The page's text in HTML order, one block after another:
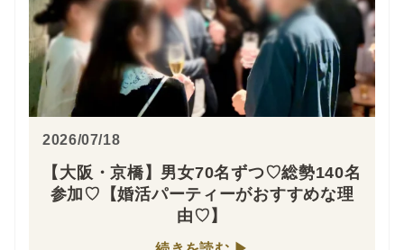
2026/07/18
【大阪・京橋】男女70名ずつ♡総勢140名
参加♡【婚活パーティーがおすすめな理
由♡】